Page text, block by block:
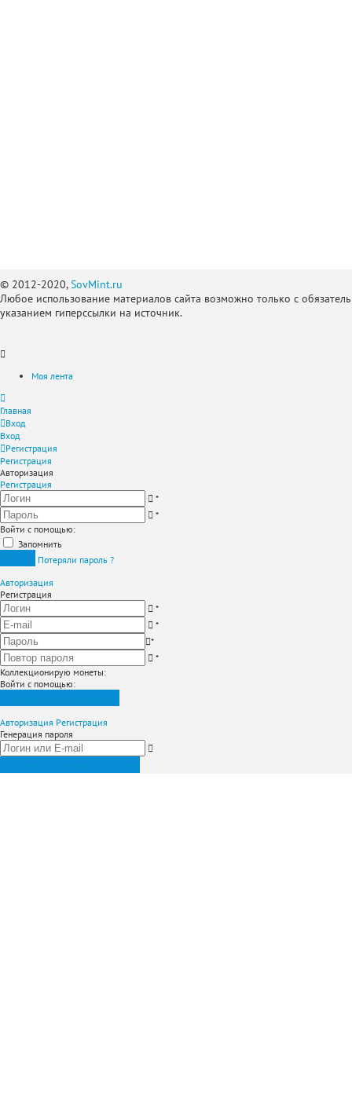
© 2012-2020,SovMint.ru
Любое использование материалов сайта возможно только с
указанием гиперссылки на источник.
Моя лента
Главная
Вход
Вход
Регистрация
Регистрация
Авторизация
Регистрация
*
*
Войти с помощью:
Запомнить
Потеряли пароль ?
Авторизация
Регистрация
*
*
*
*
Коллекционирую монеты:
Войти с помощью:
Авторизация Регистрация
Генерация пароля